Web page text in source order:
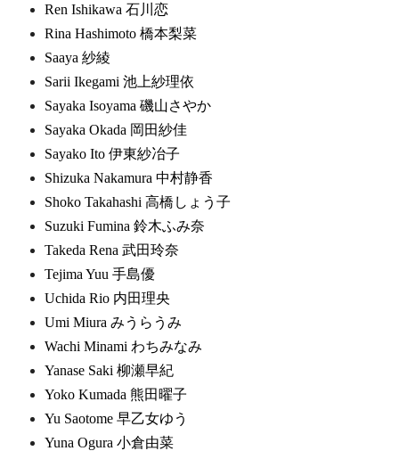
Ren Ishikawa 石川恋
Rina Hashimoto 橋本梨菜
Saaya 紗綾
Sarii Ikegami 池上紗理依
Sayaka Isoyama 磯山さやか
Sayaka Okada 岡田紗佳
Sayako Ito 伊東紗冶子
Shizuka Nakamura 中村静香
Shoko Takahashi 高橋しょう子
Suzuki Fumina 鈴木ふみ奈
Takeda Rena 武田玲奈
Tejima Yuu 手島優
Uchida Rio 内田理央
Umi Miura みうらうみ
Wachi Minami わちみなみ
Yanase Saki 柳瀬早紀
Yoko Kumada 熊田曜子
Yu Saotome 早乙女ゆう
Yuna Ogura 小倉由菜